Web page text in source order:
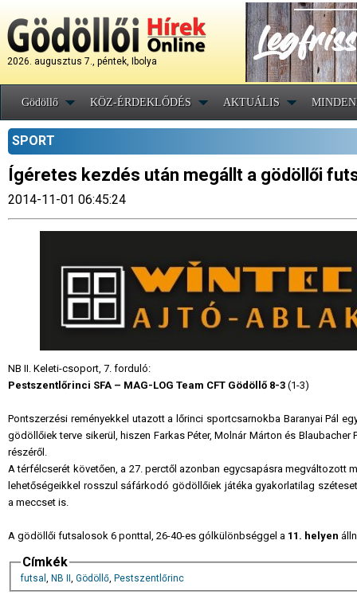
2026. augusztus 7., péntek, Ibolya
Gödöllő KÖZ-ÉRDEKLŐDÉS AKTUÁLIS
SPORT
Ígéretes kezdés után megállt a gödöllői
2014-11-01 06:45:24
NB II. Keleti-csoport, 7. forduló:
Pestszentlőrinci SFA – MAG-LOG Team CFT Gödöllő 8-3 (1-3)
Pontszerzési reményekkel utazott a lőrinci sportcsarnokba Baranyai Pál
gödöllőiek terve sikerül, hiszen Farkas Péter, Molnár Márton és
részéről.
A térfélcserét követően, a 27. perctől azonban egycsapásra megváltozott
lehetőségeikkel rosszul sáfárkodó gödöllőiek játéka gyakorlatilag
a meccset is.
A gödöllői futsalosok 6 ponttal, 26-40-es gólkülönbséggel a 11. helyen
Címkék
futsal , NB II , Gödöllő, Pestszentlőrinc